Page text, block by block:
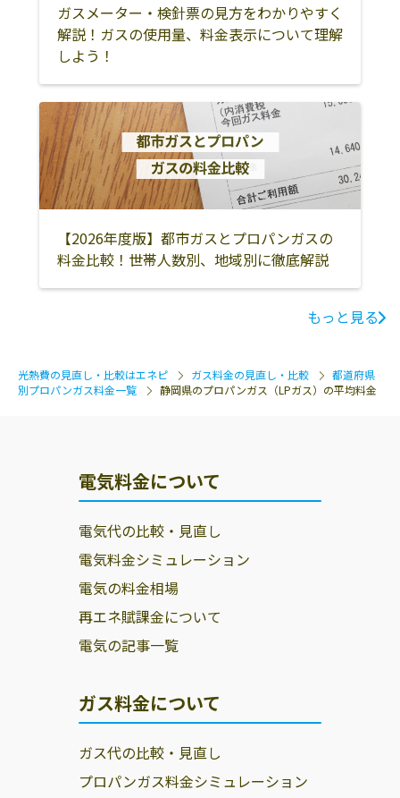
鈴木米店
418-0062 富士宮
市城北町108
0120-271-723､
ガスメーター・検針票の見方をわかりやすく
解説！ガスの使用量、料金表示について理解
しよう！
【2026年度版】都市ガスとプロパンガスの
料金比較！世帯人数別、地域別に徹底解説
もっと見る
光熱費の見直し・比較はエネピ ガス料金の見直し・比較
都道府県
別プロパンガス料金一覧
静岡県のプロパンガス（LPガス）の平均料金
電気料金について
電気代の比較・見直し
電気料金シミュレーション
電気の料金相場
再エネ賦課金について
電気の記事一覧
ガス料金について
ガス代の比較・見直し
プロパンガス料金シミュレーション